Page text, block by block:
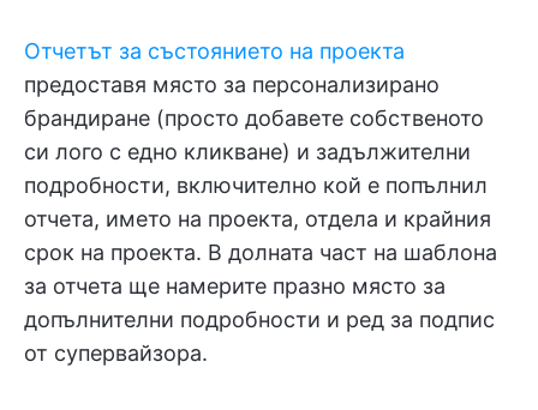
Отчетът за състоянието на проекта
предоставя място за персонализирано
брандиране (просто добавете собственото
си лого с едно кликване) и задължителни
подробности, включително кой е попълнил
отчета, името на проекта, отдела и крайния
срок на проекта. В долната част на шаблона
за отчета ще намерите празно място за
допълнителни подробности и ред за подпис
от супервайзора.